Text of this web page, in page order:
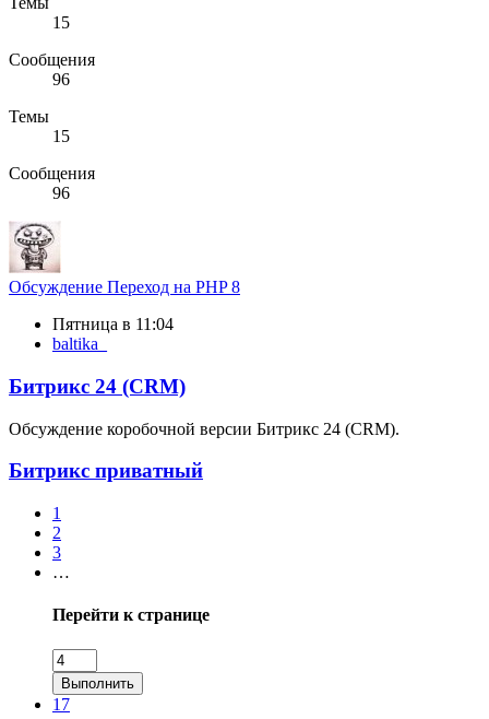
15
Сообщения
96
Темы
15
Сообщения
96
Обсуждение Переход на PHP 8
Пятница в 11:04
baltika_
Битрикс 24 (CRM)
Обсуждение коробочной версии Битрикс 24 (CRM).
Битрикс приватный
1
2
3
…
Перейти к странице
Выполнить
17